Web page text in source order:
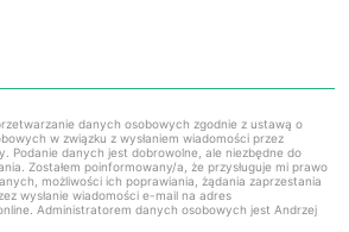
danych osobowych zgodnie z ustawą o
w związku z wysłaniem wiadomości przez
Podanie danych jest dobrowolne, ale niezbędne do
Zostałem poinformowany/a, że przysługuje mi prawo
możliwości ich poprawiania, żądania zaprzestania
wysłanie wiadomości e-mail na adres
Administratorem danych osobowych jest Andrzej